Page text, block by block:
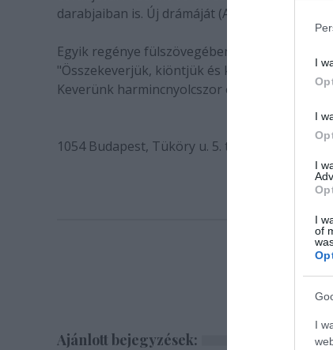
I
I
I
I
of
I
darabjaiban is. Új drámáját (A Senák) a
Egyik regénye fülszövegében ekként vall az
"Összekeverjük, kiöntjük és készen van az
Keverünk harmincnyolcszor és készen van
1054 Budapest, Tüköry u. 5. tel: 332-5967,
Ajánlott bejegyzések: